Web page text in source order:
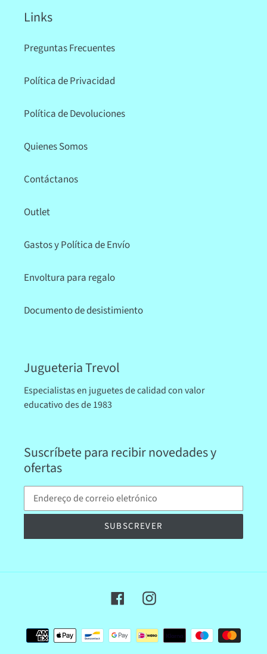
Links
Preguntas Frecuentes
Política de Privacidad
Política de Devoluciones
Quienes Somos
Contáctanos
Outlet
Gastos y Política de Envío
Envoltura para regalo
Documento de desistimiento
Jugueteria Trevol
Especialistas en juguetes de calidad con valor
educativo des de 1983
Suscríbete para recibir novedades y
ofertas
SUBSCREVER
FacebookInstagram
Formas
de